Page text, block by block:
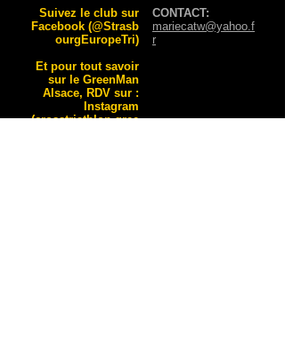
Suivez le club sur
Facebook (@Strasb
ourgEuropeTri)
Et pour tout savoir
sur le GreenMan
Alsace, RDV sur :
Instagram
(crosstriathlon.gree
CONTACT:
mariecatw@yahoo.f
r